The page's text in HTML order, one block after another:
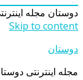
دوستان مجله
Skip to content
دوستان
مجله اینترنتی